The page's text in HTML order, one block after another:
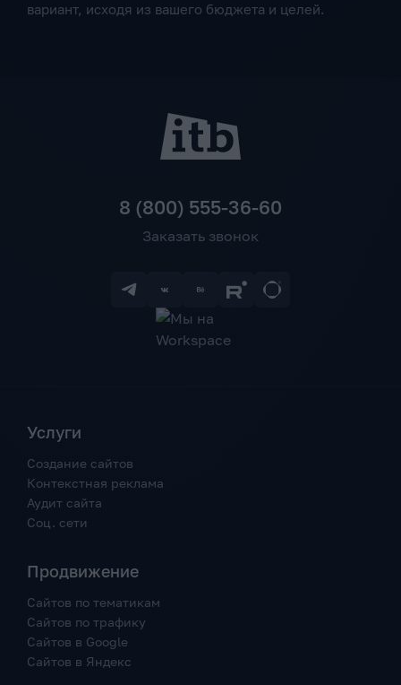
вариант, исходя из вашего бюджета и целей.
8 (800) 555-36-60
Заказать звонок
Услуги
Создание сайтов
Контекстная реклама
Аудит сайта
Соц. сети
Продвижение
Сайтов по тематикам
Сайтов по трафику
Сайтов в Google
Сайтов в Яндекс